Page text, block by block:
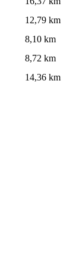
12,79 km
8,10 km
8,72 km
14,36 km